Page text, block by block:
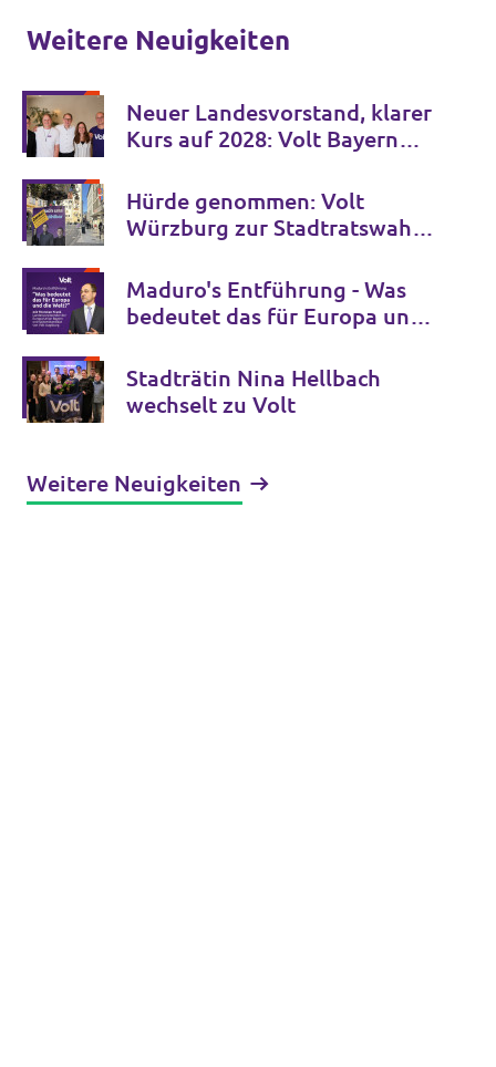
Weitere Neuigkeiten
Neuer Landesvorstand, klarer
Kurs auf 2028: Volt Bayern
Landesparteitag in Bamberg
für die Zukunft auf
Hürde genommen: Volt
Würzburg zur Stadtratswahl
Maduro's Entführung - Was
bedeutet das für Europa und
Stadträtin Nina Hellbach
wechselt zu Volt
Weitere Neuigkeiten